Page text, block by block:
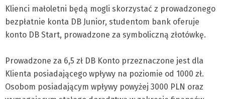
Klienci małoletni będą mogli skorzystać z prowadzonego
bezpłatnie konta DB Junior, studentom bank oferuje
konto DB Start, prowadzone za symboliczną złotówkę.
Prowadzone za 6,5 zł DB Konto przeznaczone jest dla
Klienta posiadającego wpływy na poziomie od 1000 zł.
Osobom posiadającym wpływy powyżej 3000 PLN oraz